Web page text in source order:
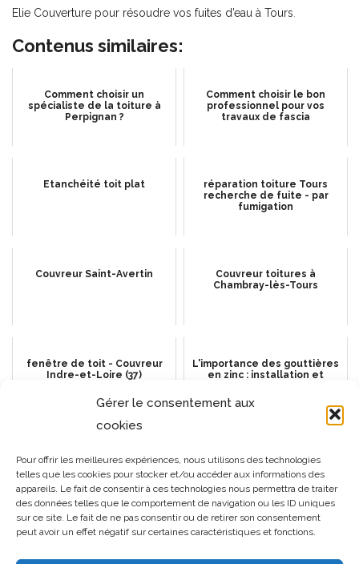
Gérer le consentement aux
cookies
Pour offrir les meilleures expériences, nous utilisons des technologies
telles que les cookies pour stocker et/ou accéder aux informations des
appareils. Le fait de consentir à ces technologies nous permettra de traiter
des données telles que le comportement de navigation ou les ID uniques
sur ce site. Le fait de ne pas consentir ou de retirer son consentement
peut avoir un effet négatif sur certaines caractéristiques et fonctions.
Elie Couverture pour résoudre vos fuites d’eau à Tours.
Contenus similaires:
Comment choisir un
spécialiste de la toiture à
Perpignan ?
Comment choisir le bon
professionnel pour vos
travaux de fascia
Etanchéité toit plat
réparation toiture Tours
recherche de fuite - par
fumigation
Couvreur Saint-Avertin
Couvreur toitures à
Chambray-lès-Tours
fenêtre de toit - Couvreur
Indre-et-Loire (37)
L'importance des gouttières
en zinc : installation et
Couvreur Saint-Cyr-sur-Loire
toiture partout en France